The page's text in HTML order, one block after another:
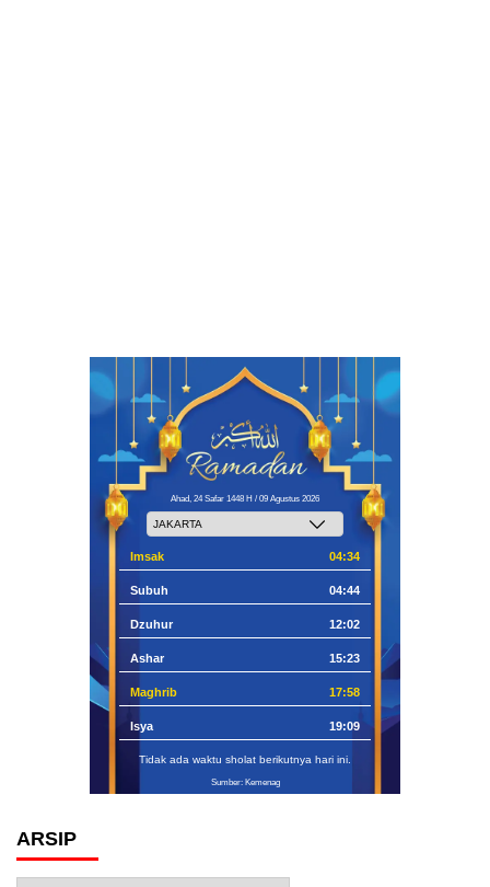
Ahad, 24 Safar 1448 H / 09 Agustus 2026
Imsak 04:34
Subuh 04:44
Dzuhur 12:02
Ashar 15:23
Maghrib 17:58
Isya 19:09
Tidak ada waktu sholat berikutnya hari ini.
Sumber: Kemenag
ARSIP